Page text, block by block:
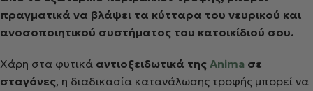
πραγματικά να βλάψει τα κύτταρα του νευρικού και
ανοσοποιητικού συστήματος του κατοικίδιού σου.
Χάρη στα φυτικά αντιοξειδωτικά της Anima σε
σταγόνες, η διαδικασία κατανάλωσης τροφής μπορεί να